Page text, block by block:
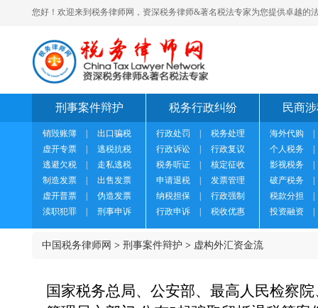
您好！欢迎来到税务律师网，资深税务律师&著名税法专家为您提供卓越的
刑事案件辩护
销毁账簿
出口骗税
虚开专票
逃税抗税
逃避欠税
走私逃税
制造发票
出售发票
虚开普票
伪造发票
渎职犯罪
刑事申诉
税务行政纠纷
行政处罚
税务处理
行政诉讼
行政复议
税务听证
核定征收
申请退税
发票管理
纳税担保
行政强制
行政申诉
税收优惠
民商
海外代购
个人税务
影视税务
破产税务
税款分担
投资融资
中国税务律师网 > 刑事案件辩护 > 虚构外汇资金流
国家税务总局、公安部、最高人民检察